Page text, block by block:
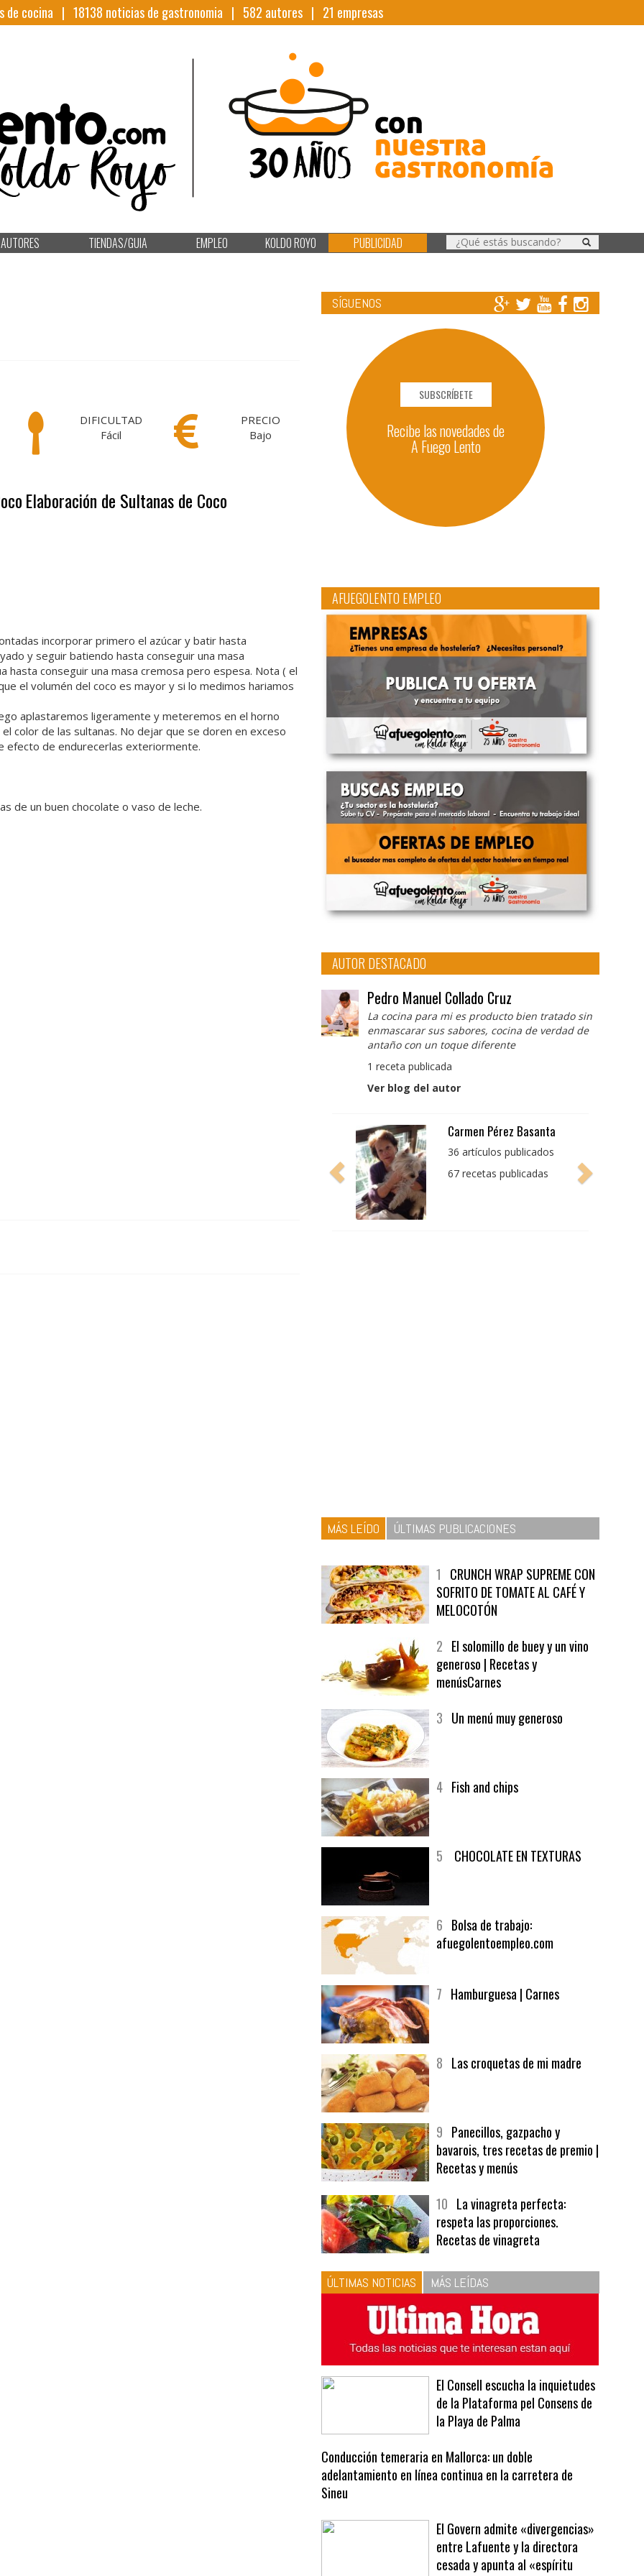
de cocina | 18138 noticias de gastronomia | 582 autores | 21 empresas
AUTORES TIENDAS/GUIA EMPLEO KOLDO ROYO PUBLICIDAD
DIFICULTAD
Fácil
PRECIO
Bajo
Elaboración de Sultanas de Coco
incorporar primero el azúcar y batir hasta
y seguir batiendo hasta conseguir una masa
hasta conseguir una masa cremosa pero espesa. Nota ( el
el volumén del coco es mayor y si lo medimos hariamos
aplastaremos ligeramente y meteremos en el horno
color de las sultanas. No dejar que se doren en exceso
efecto de endurecerlas exteriormente.
de un buen chocolate o vaso de leche.
SÍGUENOS
SUBSCRÍBETE
Recibe las novedades de
A Fuego Lento
AFUEGOLENTO EMPLEO
AUTOR DESTACADO
Pedro Manuel Collado Cruz
La cocina para mi es producto bien tratado sin
enmascarar sus sabores, cocina de verdad de
antaño con un toque diferente
1 receta publicada
Ver blog del autor
Pedro Manuel Collado
Cruz
producto bien tratado
MÁS LEÍDO ÚLTIMAS PUBLICACIONES
SOFRITO DE TOMATE AL CAFÉ Y
MELOCOTÓN
generoso | Recetas y
afuegolentoempleo.com
bavarois, tres recetas de premio |
Recetas y menús
respeta las proporciones.
Recetas de vinagreta
ÚLTIMAS NOTICIAS MÁS LEÍDAS
de la Plataforma pel Consens de
la Playa de Palma
adelantamiento en línea continua en la carretera de